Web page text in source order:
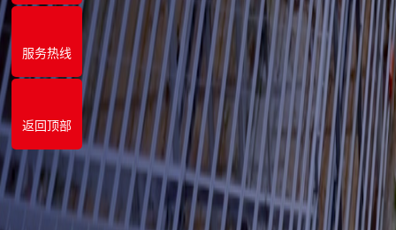
服务热线
返回顶部